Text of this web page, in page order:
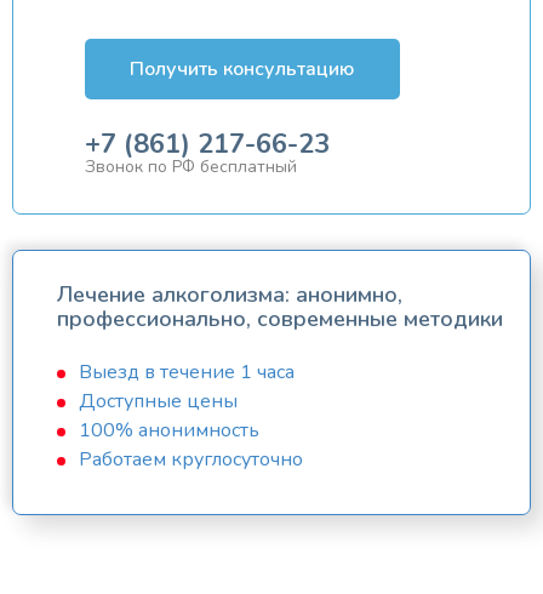
Получить консультацию
+7 (861) 217-66-23
Звонок по РФ бесплатный
Лечение алкоголизма: анонимно,
профессионально, современные методики
Выезд в течение 1 часа
Доступные цены
100% анонимность
Работаем круглосуточно